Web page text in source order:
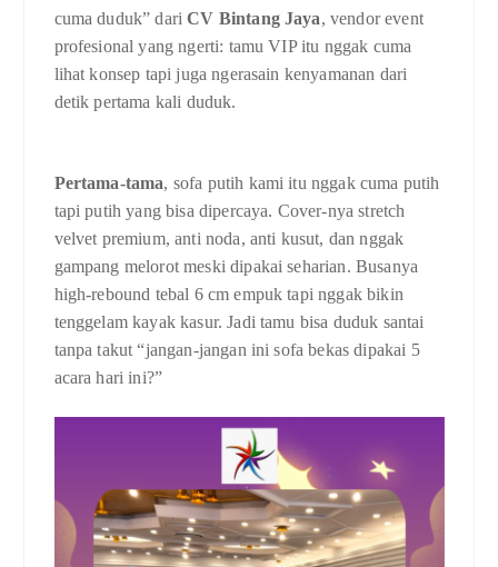
cuma duduk” dariCV Bintang Jaya, vendor event
profesional yang ngerti: tamu VIP itu nggak cuma
lihat konsep tapi juga ngerasain kenyamanan dari
detik pertama kali duduk.
Pertama-tama, sofa putih kami itu nggak cuma putih
tapi putih yang bisa dipercaya. Cover-nya stretch
velvet premium, anti noda, anti kusut, dan nggak
gampang melorot meski dipakai seharian. Busanya
high-rebound tebal 6 cm empuk tapi nggak bikin
tenggelam kayak kasur. Jadi tamu bisa duduk santai
tanpa takut “jangan-jangan ini sofa bekas dipakai 5
acara hari ini?”